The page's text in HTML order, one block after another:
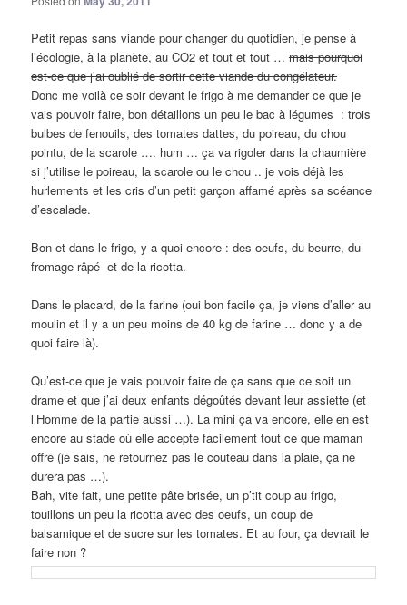
Petit repas sans viande pour changer du quotidien, je pense à
l’écologie, à la planète, au CO2 et tout et tout …mais pourquoi
est-ce que j’ai oublié de sortir cette viande du congélateur.
Donc me voilà ce soir devant le frigo à me demander ce que je
vais pouvoir faire, bon détaillons un peu le bac à légumes : trois
bulbes de fenouils, des tomates dattes, du poireau, du chou
pointu, de la scarole …. hum … ça va rigoler dans la chaumière
si j’utilise le poireau, la scarole ou le chou .. je vois déjà les
hurlements et les cris d’un petit garçon affamé après sa scéance
d’escalade.
Bon et dans le frigo, y a quoi encore : des oeufs, du beurre, du
fromage râpé et de la ricotta.
Dans le placard, de la farine (oui bon facile ça, je viens d’aller au
moulin et il y a un peu moins de 40 kg de farine … donc y a de
quoi faire là).
Qu’est-ce que je vais pouvoir faire de ça sans que ce soit un
drame et que j’ai deux enfants dégoûtés devant leur assiette (et
l’Homme de la partie aussi …). La mini ça va encore, elle en est
encore au stade où elle accepte facilement tout ce que maman
offre (je sais, ne retournez pas le couteau dans la plaie, ça ne
durera pas …).
Bah, vite fait, une petite pâte brisée, un p’tit coup au frigo,
touillons un peu la ricotta avec des oeufs, un coup de
balsamique et de sucre sur les tomates. Et au four, ça devrait le
faire non ?